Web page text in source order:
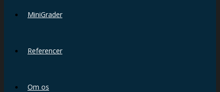
MiniGrader
Referencer
Om os